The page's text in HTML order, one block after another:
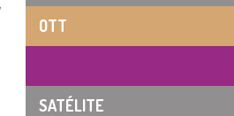
OTT
SATÉLITE